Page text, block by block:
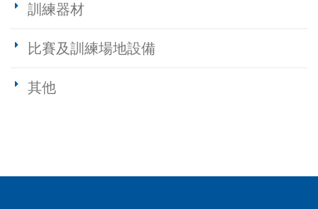
訓練器材
比賽及訓練場地設備
其他